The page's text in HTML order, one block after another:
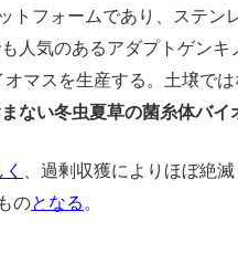
トフォームであり、ステン
人気のあるアダプトゲンキ
オマスを生産する。土壌で
ない冬虫夏草の菌糸体バイ
、過剰収獲によりほぼ絶
のとなる 。